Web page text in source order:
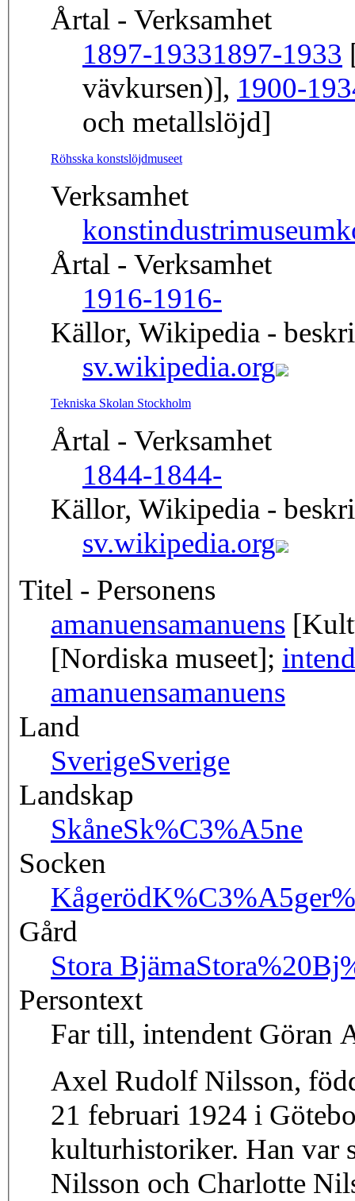
Årtal - Verksamhet
1897-19331897-1933
vävkursen)], 1900-
och metallslöjd]
Röhsska konstslöjdmuseet
Verksamhet
konstindustrimuseum
Årtal - Verksamhet
1916-1916-
Källor, Wikipedia -
sv.wikipedia.org
Tekniska Skolan Stockholm
Årtal - Verksamhet
1844-1844-
Källor, Wikipedia -
sv.wikipedia.org
Titel - Personens
amanuensamanuens
[Nordiska museet];
amanuensamanuens
Land
SverigeSverige
Landskap
SkåneSk%C3%A5ne
Socken
Kågeröd
Gård
Stora Bjäma
Persontext
Far till, intendent Göran
Axel Rudolf Nilsson,
21 februari 1924 i
kulturhistoriker. Han var
Nilsson och Charlotte